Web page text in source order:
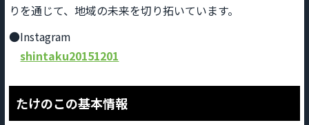
りを通じて、地域の未来を切り拓いています。
●Instagram
shintaku20151201
たけのこの基本情報